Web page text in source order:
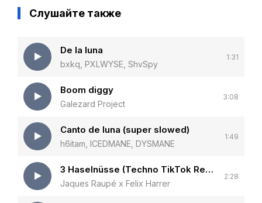
Слушайте также
De la luna
bxkq, PXLWYSE, ShvSpy
1:31
Boom diggy
Galezard Project
3:08
Canto de luna (super slowed)
h6itam, ICEDMANE, DYSMANE
1:49
3 Haselnüsse (Techno TikTok Remix)
Jaques Raupé x Felix Harrer
2:28